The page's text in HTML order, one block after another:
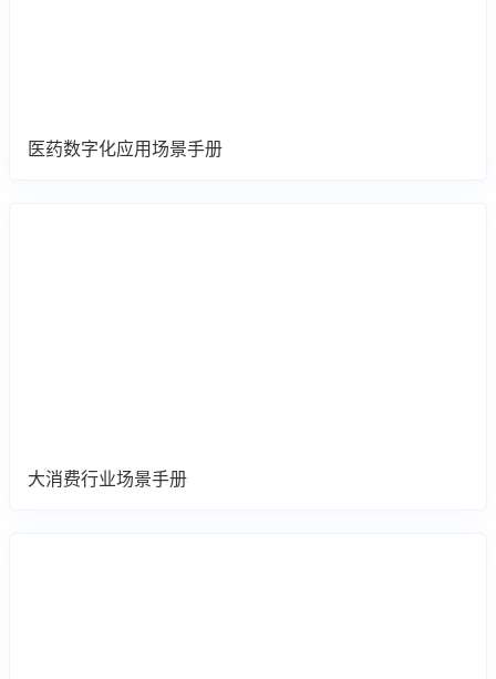
医药数字化应用场景手册
大消费行业场景手册